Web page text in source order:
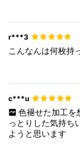
r***3
こんなんは何枚持
c***u
色褪せた加工を
っとりした気持ち
ようと思います